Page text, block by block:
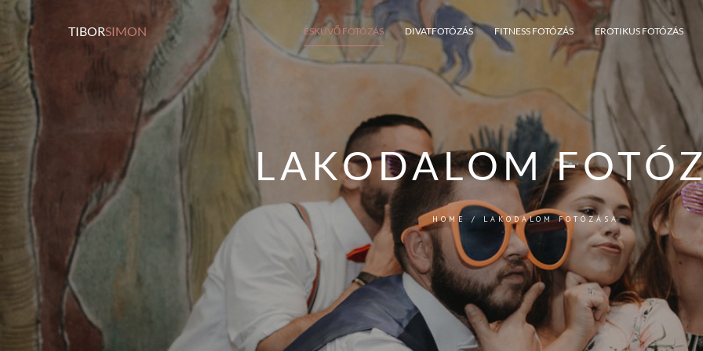
TIBORSIMON ESKÜVŐ FOTÓZÁS DIVATFOTÓZÁS FITNESS FOTÓZÁS EROTIKUS FOTÓZÁS
LAKODALOM
HOME /LAKODALOM FOTÓZÁSA